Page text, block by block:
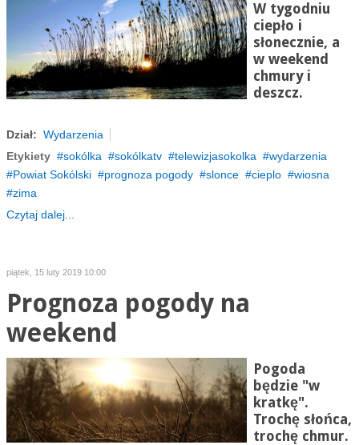
W tygodniu
ciepło i
słonecznie, a
w weekend
chmury i
deszcz.
Dział: Wydarzenia
Etykiety
sokólka sokólkatv telewizjasokolka
wydarzenia
Powiat Sokólski
prognoza pogody slonce cieplo
wiosna
zima
Czytaj dalej...
piątek, 15 luty 2019 10:00
Prognoza pogody na
weekend
Pogoda
będzie "w
kratkę".
Trochę słońca,
trochę chmur.